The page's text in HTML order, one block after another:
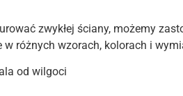
zwykłej ściany, możemy
różnych wzorach, kolorach i
od wilgoci